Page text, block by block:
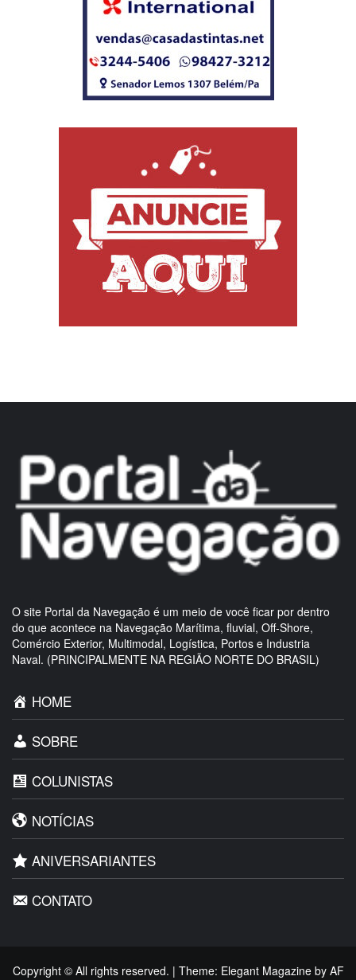
O site Portal da Navegação é um meio de você ficar por dentro
do que acontece na Navegação Marítima, fluvial, Off-Shore,
Comércio Exterior, Multimodal, Logística, Portos e Industria
Naval. (PRINCIPALMENTE NA REGIÃO NORTE DO BRASIL)
HOME
SOBRE
COLUNISTAS
NOTÍCIAS
ANIVERSARIANTES
CONTATO
Copyright © All rights reserved. | Theme: Elegant Magazineby AF